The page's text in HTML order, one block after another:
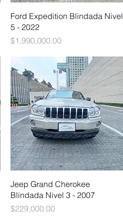
Vista rápida
Ford Expedition Blindada Nivel
5 - 2022
Precio
$1,990,000.00
Vista rápida
Jeep Grand Cherokee
Blindada Nivel 3 - 2007
Precio
$229,000.00